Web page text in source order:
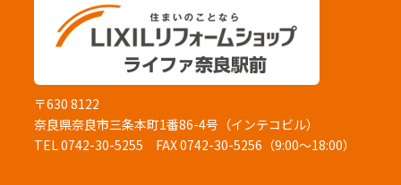
〒630 8122
奈良県奈良市三条本町1番86-4号（インテコビル）
TEL 0742-30-5255 FAX 0742-30-5256（9:00～18:00）